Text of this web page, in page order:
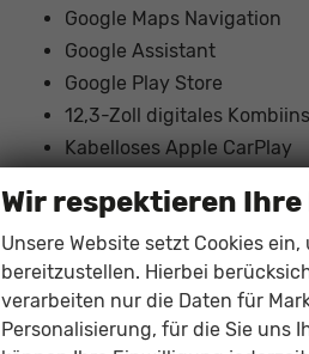
Google Maps Navigation
Google Assistant
Google Play Store
12,3-Zoll digitales
Kabelloses Apple CarPlay
USB-C Anschlüsse vorne
Induktive Smartphone-
Bluetooth
6 Lautsprecher
Fahrmodus-Auswahl
Wir respektieren
Unsere Website setzt Cookies
bereitzustellen. Hierbei
verarbeiten nur die Daten für
Personalisierung, für die Sie uns